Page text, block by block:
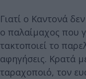
Γιατί ο Καντονά
ο παλαίμαχος που
τακτοποιεί το
αφηγήσεις. Κρατά
ταραχοποιό, τον